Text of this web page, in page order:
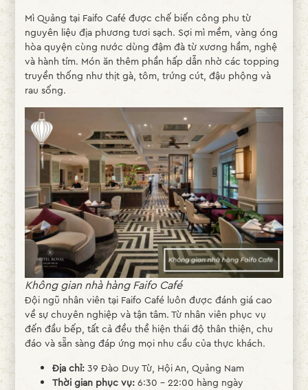
Mì Quảng tại Faifo Café được chế biến công phu từ
nguyên liệu địa phương tươi sạch. Sợi mì mềm, vàng óng
hòa quyện cùng nước dùng đậm đà từ xương hầm, nghệ
và hành tím. Món ăn thêm phần hấp dẫn nhờ các topping
truyền thống như thịt gà, tôm, trứng cút, đậu phộng và
rau sống.
Không gian nhà hàng Faifo Café
Đội ngũ nhân viên tại Faifo Café luôn được đánh giá cao
về sự chuyên nghiệp và tận tâm. Từ nhân viên phục vụ
đến đầu bếp, tất cả đều thể hiện thái độ thân thiện, chu
đáo và sẵn sàng đáp ứng mọi nhu cầu của thực khách.
Địa chỉ:39 Đào Duy Từ, Hội An, Quảng Nam
Thời gian phục vụ:6:30 – 22:00 hàng ngày